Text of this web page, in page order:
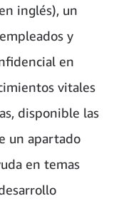
inglés), un
y
en
vitales
disponible las
un apartado
en temas